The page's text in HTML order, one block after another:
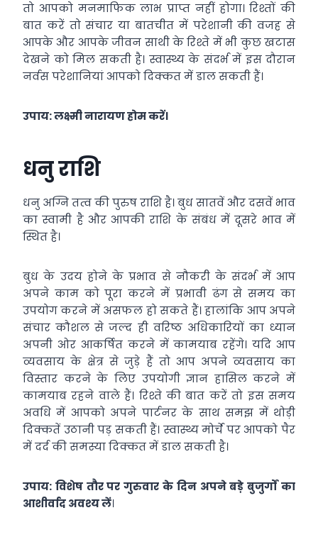
तो आपको मनमाफिक लाभ प्राप्त नहीं होगा। रिश्तों की
बात करें तो संचार या बातचीत में परेशानी की वजह से
आपके और आपके जीवन साथी के रिश्ते में भी कुछ खटास
देखने को मिल सकती है। स्वास्थ्य के संदर्भ में इस दौरान
नर्वस परेशानियां आपको दिक्कत में डाल सकती हैं।
उपाय: लक्ष्मी नारायण होम करें।
धनु राशि
धनु अग्नि तत्व की पुरुष राशि है। बुध सातवें और दसवें भाव
का स्वामी है और आपकी राशि के संबंध में दूसरे भाव में
स्थित है।
बुध के उदय होने के प्रभाव से नौकरी के संदर्भ में आप
अपने काम को पूरा करने में प्रभावी ढंग से समय का
उपयोग करने में असफल हो सकते हैं। हालांकि आप अपने
संचार कौशल से जल्द ही वरिष्ठ अधिकारियों का ध्यान
अपनी ओर आकर्षित करने में कामयाब रहेंगे। यदि आप
व्यवसाय के क्षेत्र से जुड़े हैं तो आप अपने व्यवसाय का
विस्तार करने के लिए उपयोगी ज्ञान हासिल करने में
कामयाब रहने वाले हैं। रिश्ते की बात करें तो इस समय
अवधि में आपको अपने पार्टनर के साथ समझ में थोड़ी
दिक्कतें उठानी पड़ सकती हैं। स्वास्थ्य मोर्चे पर आपको पैर
में दर्द की समस्या दिक्कत में डाल सकती है।
उपाय: विशेष तौर पर गुरुवार के दिन अपने बड़े बुजुर्गों का
आशीर्वाद अवश्य लें।